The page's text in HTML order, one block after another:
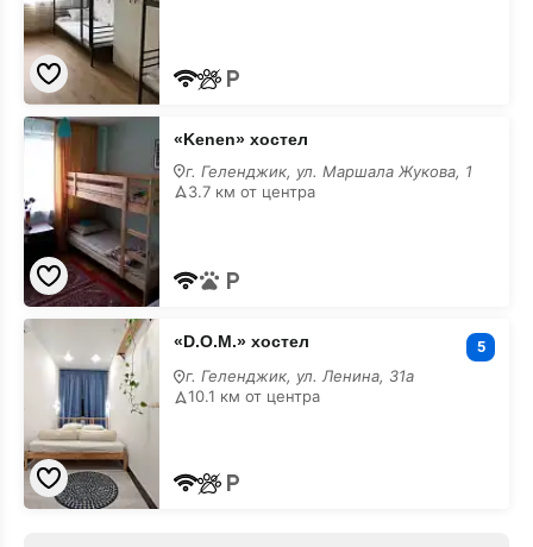
«Kenen»
хостел
«Kenen» хостел
г. Геленджик, ул. Маршала Жукова, 1
3.7 км от центра
«D.O.M.»
хостел
«D.O.M.» хостел 5
г. Геленджик, ул. Ленина, 31а
10.1 км от центра